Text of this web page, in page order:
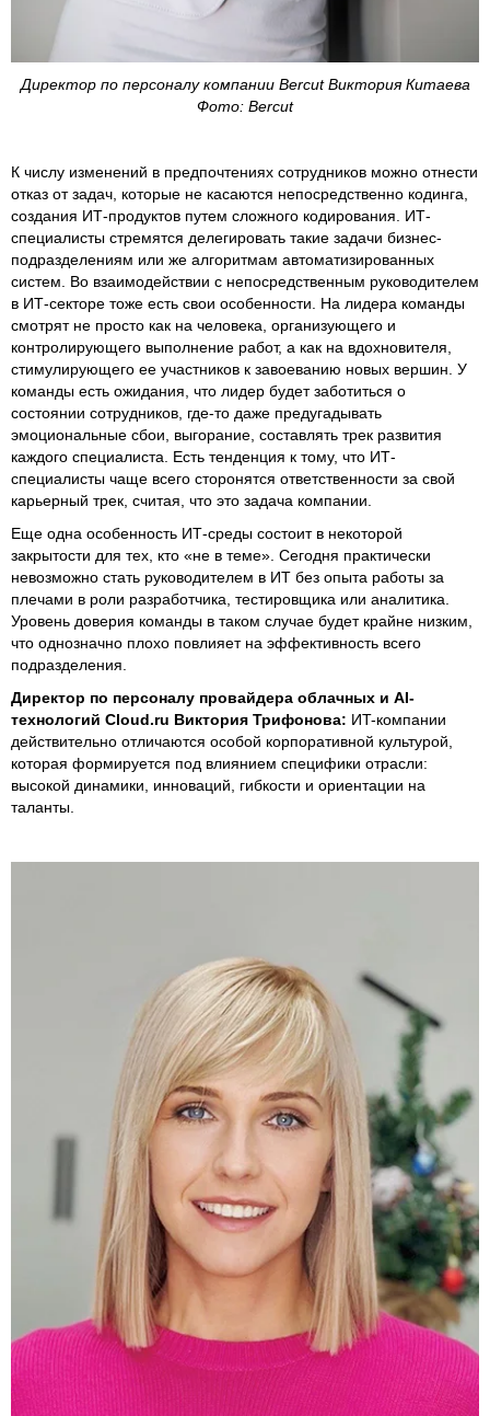
Директор по персоналу компании Bercut Виктория Китаева
Фото: Bercut
К числу изменений в предпочтениях сотрудников можно отнести
отказ от задач, которые не касаются непосредственно кодинга,
создания ИТ-продуктов путем сложного кодирования. ИТ-
специалисты стремятся делегировать такие задачи бизнес-
подразделениям или же алгоритмам автоматизированных
систем. Во взаимодействии с непосредственным руководителем
в ИТ-секторе тоже есть свои особенности. На лидера команды
смотрят не просто как на человека, организующего и
контролирующего выполнение работ, а как на вдохновителя,
стимулирующего ее участников к завоеванию новых вершин. У
команды есть ожидания, что лидер будет заботиться о
состоянии сотрудников, где-то даже предугадывать
эмоциональные сбои, выгорание, составлять трек развития
каждого специалиста. Есть тенденция к тому, что ИТ-
специалисты чаще всего сторонятся ответственности за свой
карьерный трек, считая, что это задача компании.
Еще одна особенность ИТ-среды состоит в некоторой
закрытости для тех, кто «не в теме». Сегодня практически
невозможно стать руководителем в ИТ без опыта работы за
плечами в роли разработчика, тестировщика или аналитика.
Уровень доверия команды в таком случае будет крайне низким,
что однозначно плохо повлияет на эффективность всего
подразделения.
Директор по персоналу провайдера облачных и AI-
технологий Cloud.ru Виктория Трифонова: ИT-компании
действительно отличаются особой корпоративной культурой,
которая формируется под влиянием специфики отрасли:
высокой динамики, инноваций, гибкости и ориентации на
таланты.